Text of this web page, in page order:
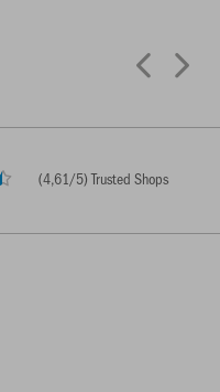
(4,61/5) Trusted Shops